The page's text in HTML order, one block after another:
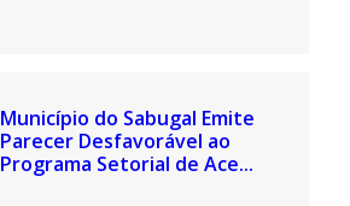
Município do Sabugal Emite
Parecer Desfavorável ao
Programa Setorial de Ace...